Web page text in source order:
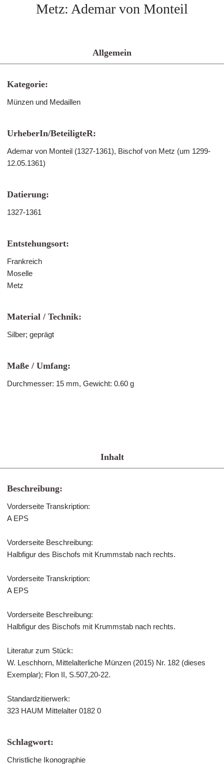
Metz: Ademar von Monteil
Allgemein
Kategorie:
Münzen und Medaillen
UrheberIn/BeteiligteR:
Ademar von Monteil (1327-1361), Bischof von Metz (um 1299-
12.05.1361)
Datierung:
1327-1361
Entstehungsort:
Frankreich
Moselle
Metz
Material / Technik:
Silber; geprägt
Maße / Umfang:
Durchmesser: 15 mm, Gewicht: 0.60 g
Inhalt
Beschreibung:
Vorderseite Transkription:
A EPS
Vorderseite Beschreibung:
Halbfigur des Bischofs mit Krummstab nach rechts.
Vorderseite Transkription:
A EPS
Vorderseite Beschreibung:
Halbfigur des Bischofs mit Krummstab nach rechts.
Literatur zum Stück:
W. Leschhorn, Mittelalterliche Münzen (2015) Nr. 182 (dieses
Exemplar); Flon II, S.507,20-22.
Standardzitierwerk:
323 HAUM Mittelalter 0182 0
Schlagwort:
Christliche Ikonographie